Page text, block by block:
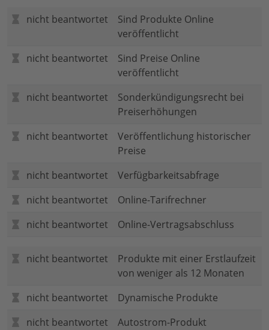
nicht beantwortet
Sind Produkte Online
veröffentlicht
nicht beantwortet
Sind Preise Online
veröffentlicht
nicht beantwortet
Sonderkündigungsrecht bei
Preiserhöhungen
nicht beantwortet
Veröffentlichung historischer
Preise
nicht beantwortet
Verfügbarkeitsabfrage
nicht beantwortet
Online-Tarifrechner
nicht beantwortet
Online-Vertragsabschluss
nicht beantwortet
Produkte mit einer Erstlaufzeit
von weniger als 12 Monaten
nicht beantwortet
Dynamische Produkte
nicht beantwortet
Autostrom-Produkt